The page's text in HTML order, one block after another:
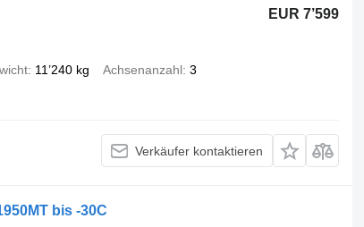
EUR 7’599
11’240 kg Achsenanzahl 3
Verkäufer kontaktieren
bis -30C